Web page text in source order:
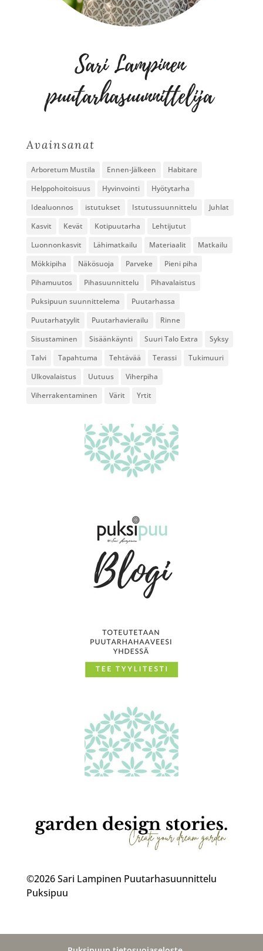
Avainsanat
Arboretum Mustila Ennen-Jälkeen
Habitare
Helppohoitoisuus
Hyvinvointi
Hyötytarha
Idealuonnos
istutukset Istutussuunnittelu
Juhlat
Kasvit
Kevät Kotipuutarha
Lehtijutut
Luonnonkasvit
Lähimatkailu Materiaalit
Matkailu
Mökkipiha
Näkösuoja Parveke
Pieni piha
Pihamuutos
Pihasuunnittelu
Pihavalaistus
Puksipuun suunnittelema
Puutarhassa
Puutarhatyylit
Puutarhavierailu
Rinne
Sisustaminen
Sisäänkäynti Suuri Talo Extra
Syksy
Talvi
Tapahtuma Tehtävää Terassi
Tukimuuri
Ulkovalaistus
Uutuus
Viherpiha
Viherrakentaminen
Värit Yrtit
©2026 Sari Lampinen Puutarhasuunnittelu
Puksipuu